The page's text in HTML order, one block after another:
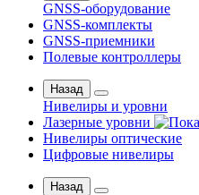
GNSS-оборудование
GNSS-комплекты
GNSS-приемники
Полевые контроллеры
Назад
Нивелиры и уровни
Лазерные уровни
Нивелиры оптические
Цифровые нивелиры
Назад